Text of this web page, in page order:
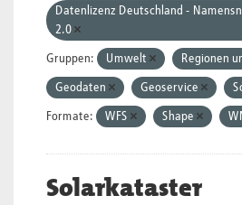
Datenlizenz Deutschland -
2.0
Gruppen: Umwelt Regionen
Geodaten Geoservice
Formate: WFS Shape
Solarkataster